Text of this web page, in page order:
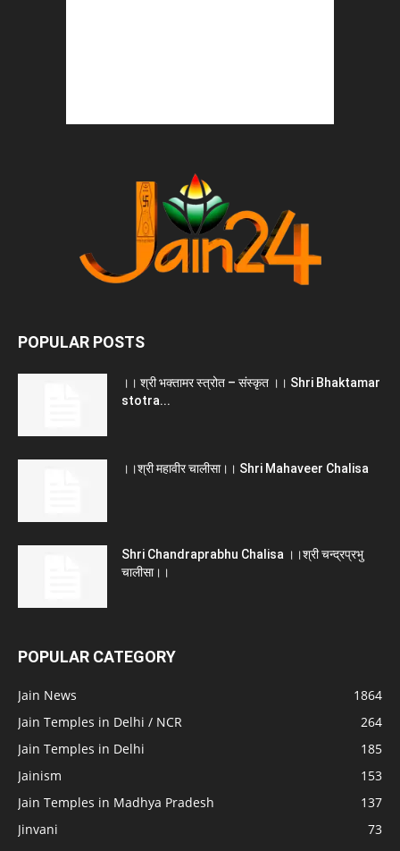
POPULAR POSTS
।। श्री भक्तामर स्त्रोत – संस्कृत ।। Shri Bhaktamar
stotra...
।।श्री महावीर चालीसा।। Shri Mahaveer Chalisa
Shri Chandraprabhu Chalisa ।।श्री चन्द्रप्रभु
चालीसा।।
POPULAR CATEGORY
Jain News
1864
Jain Temples in Delhi / NCR
264
Jain Temples in Delhi
185
Jainism
153
Jain Temples in Madhya Pradesh
137
Jinvani
73